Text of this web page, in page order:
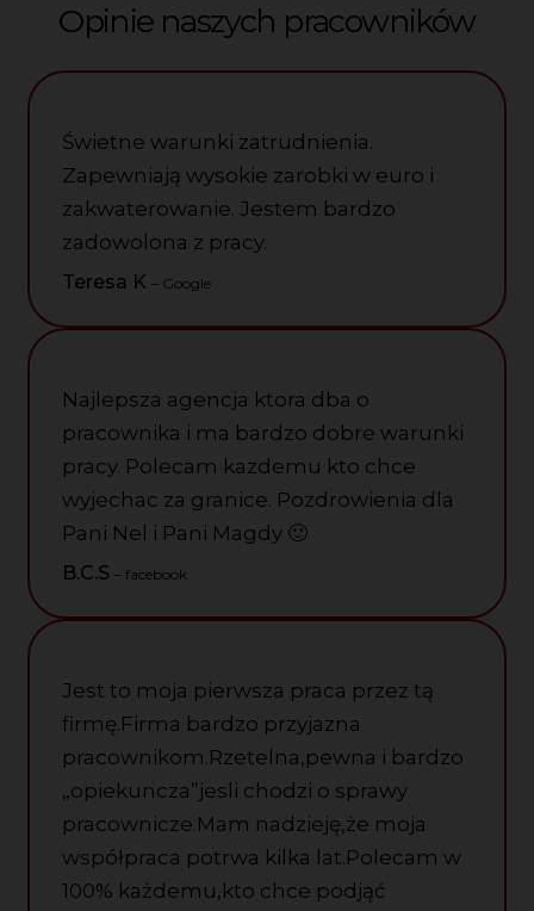
Opinie naszych pracowników
Świetne warunki zatrudnienia.
Zapewniają wysokie zarobki w euro i
zakwaterowanie. Jestem bardzo
zadowolona z pracy.
Teresa K – Google
Najlepsza agencja ktora dba o
pracownika i ma bardzo dobre warunki
pracy. Polecam kazdemu kto chce
wyjechac za granice. Pozdrowienia dla
Pani Nel i Pani Magdy 🙂
B.C.S – facebook
Jest to moja pierwsza praca przez tą
firmę.Firma bardzo przyjazna
pracownikom.Rzetelna,pewna i bardzo
„opiekuncza”jesli chodzi o sprawy
pracownicze.Mam nadzieję,że moja
współpraca potrwa kilka lat.Polecam w
100% każdemu,kto chce podjąć